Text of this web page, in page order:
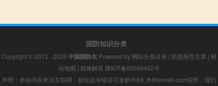
国防知识分类
Copyright © 2012 - 2026 中国国防生 Powered by 网站分类目录 | 精选推荐文章 | 网
站地图 | 疑难解答 陕ICP备05009492号
声明：本站内容来自互联网，如信息有错误可发邮件到f_fb#foxmail.com说明，我们